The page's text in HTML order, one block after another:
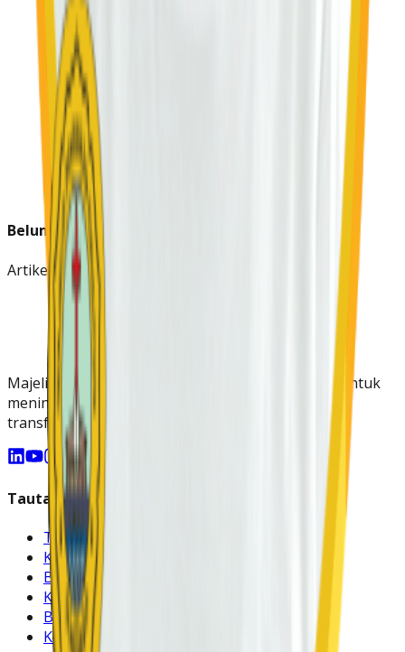
Belum Ada Berita
Artikel untuk wilayah ini akan segera tersedia.
Majelis Pendidikan Kristen di Indonesia melayani untuk
meningkatkan kualitas pendidikan Kristen yang
transformatif dan berkarakter.
Tautan Cepat
Tentang Kami
Kepengurusan
Bidang
Kegiatan
Berita & Artikel
Kontak